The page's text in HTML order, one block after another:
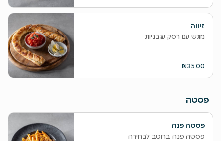
זיווה
מוגש עם רסק עגבניות
₪35.00
פסטה
פסטה פנה
פסטה פנה ברוטב לבחירה